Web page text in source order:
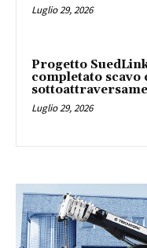
Luglio 29, 2026
Progetto
completato scavo
Luglio 29, 2026